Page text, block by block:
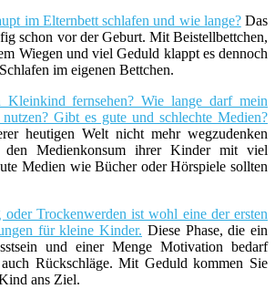
im Elternbett schlafen und wie lange?Das
schon vor der Geburt. Mit Beistellbettchen,
Wiegen und viel Geduld klappt es dennoch
im eigenen Bettchen.
fernsehen? Wie lange darf mein
Gibt es gute und schlechte Medien?
heutigen Welt nicht mehr wegzudenken
den Medienkonsum ihrer Kinder mit viel
Medien wie Bücher oder Hörspiele sollten
Trockenwerden ist wohl eine der ersten
für kleine Kinder. Diese Phase, die ein
und einer Menge Motivation bedarf
Rückschläge. Mit Geduld kommen Sie
ans Ziel.